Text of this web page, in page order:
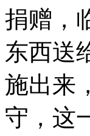
捐赠，
东西送
施出来
守，这